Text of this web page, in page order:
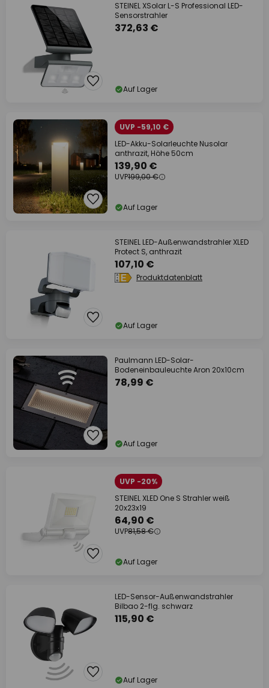
STEINEL XSolar L-S Professional LED-
Sensorstrahler
372,63 €
Auf Lager
UVP -59,10 €
LED-Akku-Solarleuchte Nusolar
anthrazit, Höhe 50cm
139,90 €
UVP199,00 €
Auf Lager
STEINEL LED-Außenwandstrahler XLED
Protect S, anthrazit
107,10 €
Produktdatenblatt
Auf Lager
Paulmann LED-Solar-
Bodeneinbauleuchte Aron 20x10cm
78,99 €
Auf Lager
UVP -20%
STEINEL XLED One S Strahler weiß
20x23x19
64,90 €
UVP81,58 €
Auf Lager
LED-Sensor-Außenwandstrahler
Bilbao 2-flg. schwarz
115,90 €
Auf Lager